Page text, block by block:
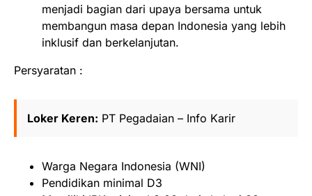
menjadi bagian dari upaya bersama untuk
membangun masa depan Indonesia yang lebih
inklusif dan berkelanjutan.
Persyaratan :
Loker Keren: PT Pegadaian – Info Karir
Warga Negara Indonesia (WNI)
Pendidikan minimal D3